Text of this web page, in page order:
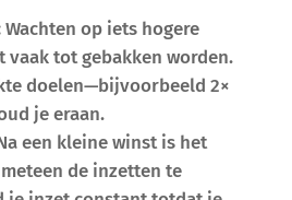
Wachten op iets hogere
tot gebakken worden.
doelen—bijvoorbeeld 2×
je eraan.
een kleine winst is het
de inzetten te